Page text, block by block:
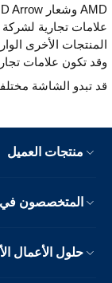
المنتجات الأخرى
وقد تكون علامات
قد تبدو الشاشة
منتجات العميل
المتخصصون في
حلول الأعمال